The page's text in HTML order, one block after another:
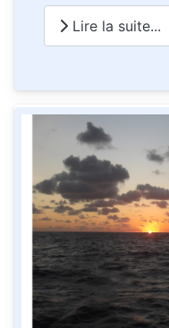
Lire la suite...